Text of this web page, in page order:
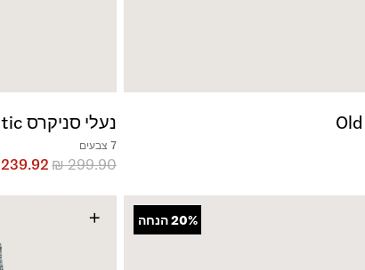
נעלי סניקרס Authentic
7 צבעים
₪299.90
239.92
20%הנחה +